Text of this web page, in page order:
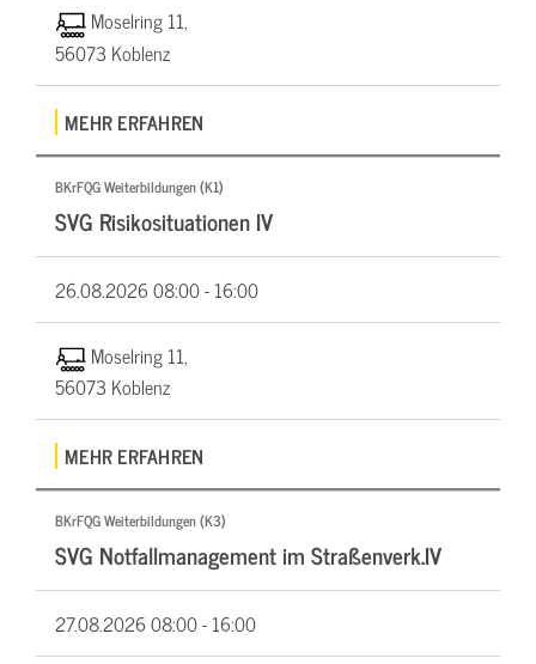
Moselring 11,
56073 Koblenz
MEHR ERFAHREN
BKrFQG Weiterbildungen (K1)
SVG Risikosituationen IV
26.08.202608:00 - 16:00
Moselring 11,
56073 Koblenz
MEHR ERFAHREN
BKrFQG Weiterbildungen (K3)
SVG Notfallmanagement im Straßenverk.IV
27.08.202608:00 - 16:00